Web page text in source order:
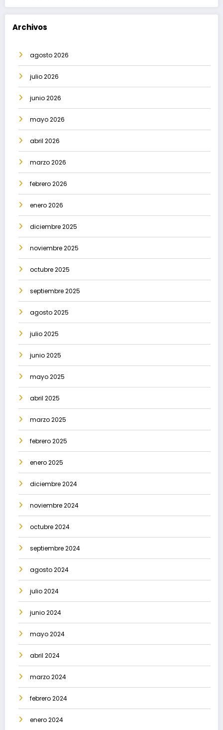
Archivos
agosto 2026
julio 2026
junio 2026
mayo 2026
abril 2026
marzo 2026
febrero 2026
enero 2026
diciembre 2025
noviembre 2025
octubre 2025
septiembre 2025
agosto 2025
julio 2025
junio 2025
mayo 2025
abril 2025
marzo 2025
febrero 2025
enero 2025
diciembre 2024
noviembre 2024
octubre 2024
septiembre 2024
agosto 2024
julio 2024
junio 2024
mayo 2024
abril 2024
marzo 2024
febrero 2024
enero 2024